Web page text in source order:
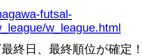
futsal-
w_league.html
終日、最終順位が確定